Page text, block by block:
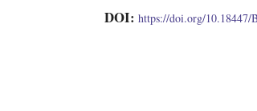
DOI: https://doi.org/10.18447/